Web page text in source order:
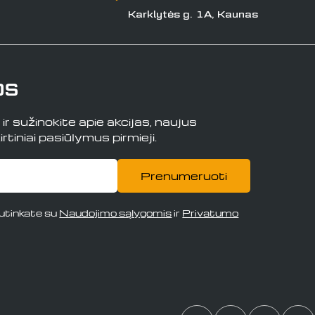
Karklytės g. 1A, Kaunas
sužinokite apie akcijas, naujus
pasiūlymus pirmieji.
Prenumeruoti
su Naudojimo sąlygomisir Privatumo